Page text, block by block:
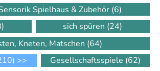
Spielhaus & Zubehör (6)
sich spüren (24)
Kneten, Matschen (64)
>> Gesellschaftsspiele (62)